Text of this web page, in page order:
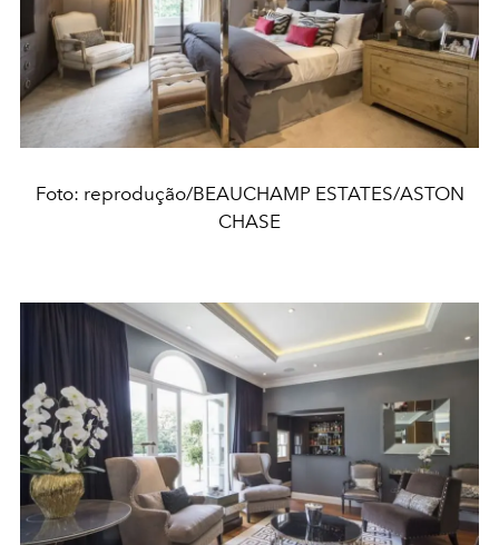
Foto: reprodução/BEAUCHAMP ESTATES/ASTON
CHASE